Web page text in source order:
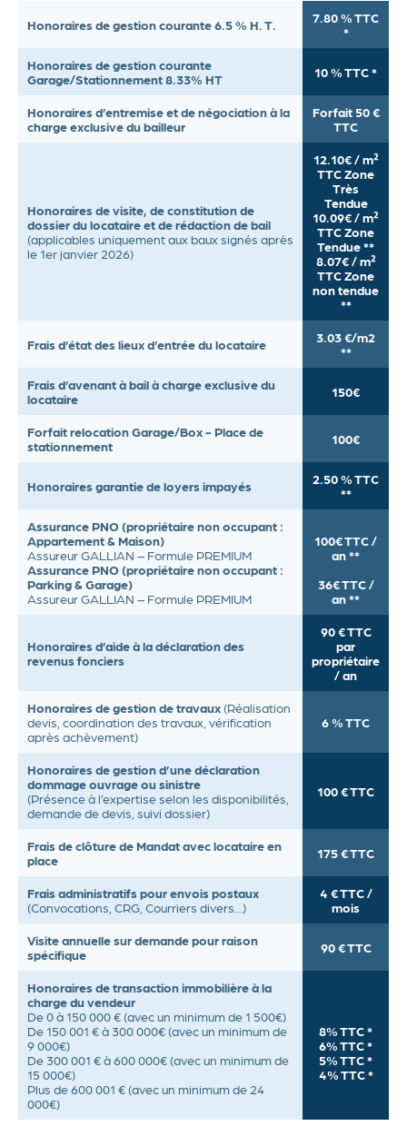
Actualités
Contact
Honoraires de gestion courante 6.5 % H. T.
7.80 % TTC
*
Honoraires de gestion courante
Garage/Stationnement 8.33% HT
10 % TTC *
Honoraires d’entremise et de négociation à la
charge exclusive du bailleur
Forfait 50 €
TTC
Honoraires de visite, de constitution de
dossier du locataire et de rédaction de bail
(applicables uniquement aux baux signés après
le 1er janvier 2026)
12.10€ / m²
TTC Zone
Très
Tendue
10.09€ / m²
TTC Zone
Tendue **
8.07€ / m²
TTC Zone
non tendue
**
Frais d’état des lieux d’entrée du locataire
3.03 €/m2
**
Frais d’avenant à bail à charge exclusive du
locataire
150€
Forfait relocation Garage/Box - Place de
stationnement
100€
Honoraires garantie de loyers impayés
2.50 % TTC
**
Assurance PNO (propriétaire non occupant :
Appartement & Maison)
Assureur GALLIAN – Formule PREMIUM
Assurance PNO (propriétaire non occupant :
Parking & Garage)
Assureur GALLIAN – Formule PREMIUM
100€ TTC /
an **
36€ TTC /
an **
Honoraires d’aide à la déclaration des
revenus fonciers
90 € TTC
par
propriétaire
/ an
Honoraires de gestion de travaux (Réalisation
devis, coordination des travaux, vérification
après achèvement)
6 % TTC
Honoraires de gestion d’une déclaration
dommage ouvrage ou sinistre
(Présence à l’expertise selon les disponibilités,
demande de devis, suivi dossier)
100 € TTC
Frais de clôture de Mandat avec locataire en
place
175 € TTC
Frais administratifs pour envois postaux
(Convocations, CRG, Courriers divers…)
4 € TTC /
mois
Visite annuelle sur demande pour raison
spécifique
90 € TTC
Honoraires de transaction immobilière à la
charge du vendeur
De 0 à 150 000 € (avec un minimum de 1 500€)
De 150 001 € à 300 000€ (avec un minimum de
9 000€)
De 300 001 € à 600 000€ (avec un minimum de
15 000€)
Plus de 600 001 € (avec un minimum de 24
000€)
8% TTC *
6% TTC *
5% TTC *
4% TTC *